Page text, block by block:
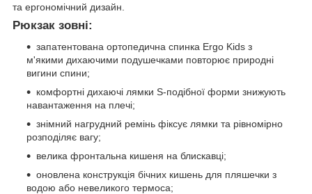
та ергономічний дизайн.
Рюкзак зовні:
запатентована ортопедична спинка Ergo Kids з
м'якими дихаючими подушечками повторює природні
вигини спини;
комфортні дихаючі лямки S-подібної форми знижують
навантаження на плечі;
знімний нагрудний ремінь фіксує лямки та рівномірно
розподіляє вагу;
велика фронтальна кишеня на блискавці;
оновлена конструкція бічних кишень для пляшечки з
водою або невеликого термоса;